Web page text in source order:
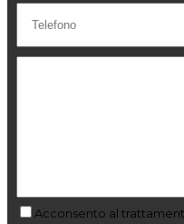
Acconsento al